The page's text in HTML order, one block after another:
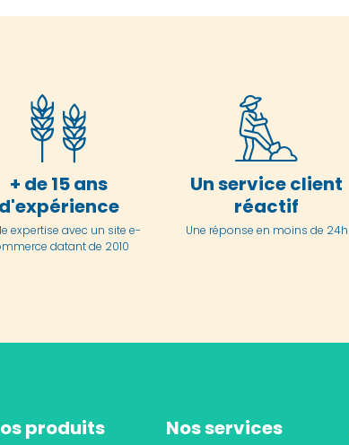
+ de 15 ans
d'expérience
expertise avec un site e-
datant de 2010
Un service client
réactif
Une réponse en moins de 24h
produits Nos services